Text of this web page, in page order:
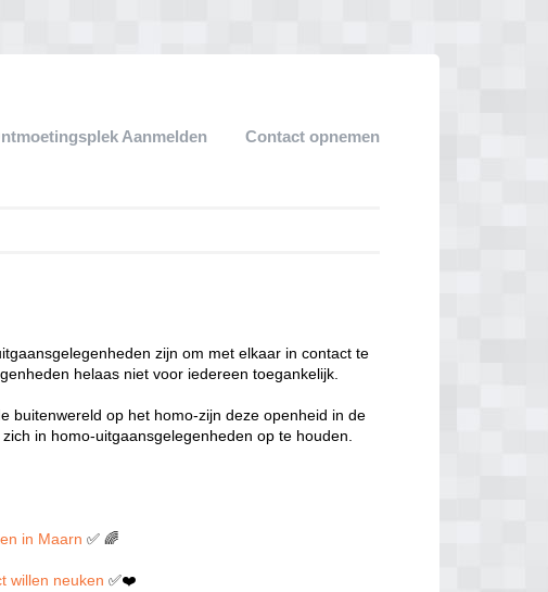
Aanmelden Contact opnemen
zijn om met elkaar in contact te
helaas niet voor iedereen toegankelijk.
buitenwereld op het homo-zijn deze openheid in de
in homo-uitgaansgelegenheden op te houden.
in Maarn ✅ 🌈
willen neuken✅❤️